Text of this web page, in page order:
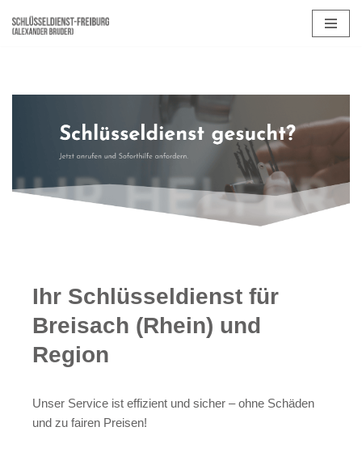
Ihr Schlüsseldienst für
Breisach (Rhein) und
Region
Unser Service ist effizient und sicher – ohne Schäden
und zu fairen Preisen!